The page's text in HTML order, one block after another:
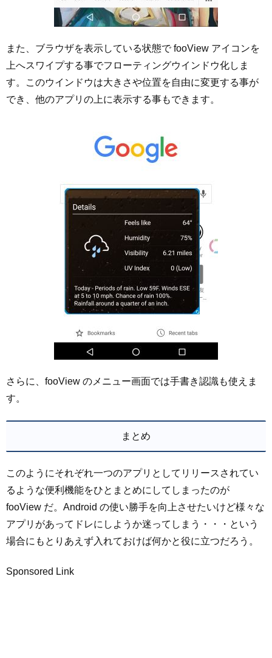
また、ブラウザを表示している状態で fooView アイコンを
上へスワイプする事でフローティングウインドウ化しま
す。このウインドウは大きさや位置を自由に変更する事が
でき、他のアプリの上に表示する事もできます。
さらに、fooView のメニュー画面では手書き認識も使えま
す。
まとめ
このようにそれぞれ一つのアプリとしてリリースされてい
るような便利機能をひとまとめにしてしまったのが
fooView だ。Android の使い勝手を向上させたいけど様々な
アプリがあってドレにしようか迷ってしまう・・・という
場合にもとりあえず入れておけば何かと役に立つだろう。
Sponsored Link